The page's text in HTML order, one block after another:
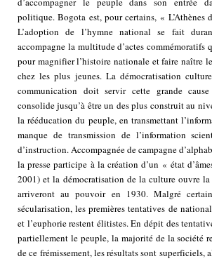
politique. Bogota est, pour certains, « L’Athènes
L’adoption de l’hymne national se fait
accompagne la multitude d’actes commémoratifs
pour magnifier l’histoire nationale et faire naître
chez les plus jeunes. La démocratisation
communication doit servir cette grande
consolide jusqu’à être un des plus construit au
la rééducation du peuple, en transmettant
manque de transmission de l’information
d’instruction. Accompagnée de campagne
la presse participe à la création d’un « état
2001) et la démocratisation de la culture ouvre
arriveront au pouvoir en 1930. Malgré
sécularisation, les premières tentatives de
et l’euphorie restent élitistes. En dépit des
partiellement le peuple, la majorité de la société
de ce frémissement, les résultats sont superficiels,